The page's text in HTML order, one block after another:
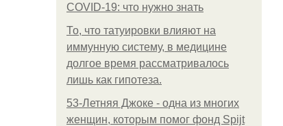
COVID-19: что нужно знать
То, что татуировки влияют на
иммунную систему, в медицине
долгое время рассматривалось
лишь как гипотеза.
53-Летняя Джоке - одна из многих
женщин, которым помог фонд Spijt